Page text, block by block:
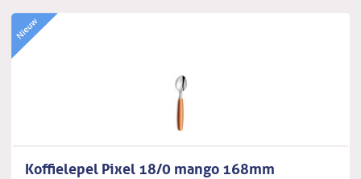
Koffielepel Pixel 18/0 mango 168mm